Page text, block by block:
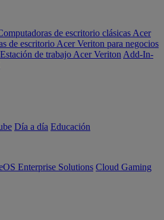
de escritorio clásicas Acer
de escritorio Acer Veriton para negocios
Estación de trabajo Acer Veriton Add-In-
Día a día Educación
Enterprise Solutions Cloud Gaming